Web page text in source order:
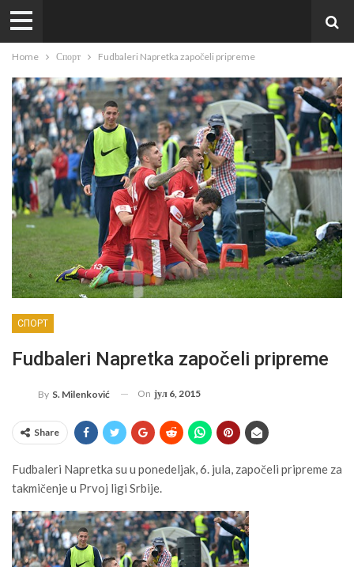
Home Спорт Fudbaleri Napretka započeli pripreme
СПОРТ
Fudbaleri Napretka započeli pripreme
By S. Milenković On јул 6, 2015
Share
Fudbaleri Napretka su u ponedeljak, 6. jula, započeli pripreme za
takmičenje u Prvoj ligi Srbije.